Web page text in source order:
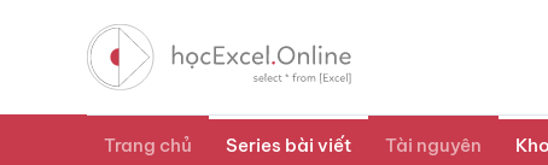
Trang chủ Series bài viết Tài nguyên